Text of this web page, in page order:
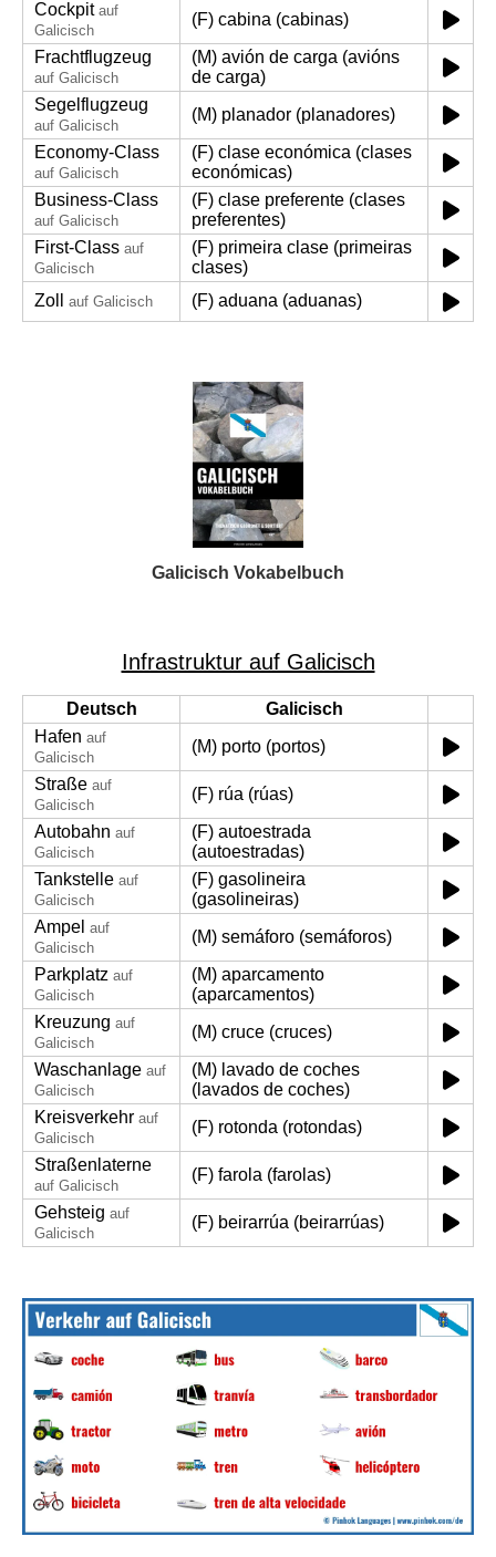
Cockpit auf
Galicisch
(F) cabina (cabinas)
Frachtflugzeug
auf Galicisch
(M) avión de carga (avións
de carga)
Segelflugzeug
auf Galicisch
(M) planador (planadores)
Economy-Class
auf Galicisch
(F) clase económica (clases
económicas)
Business-Class
auf Galicisch
(F) clase preferente (clases
preferentes)
First-Class auf
Galicisch
(F) primeira clase (primeiras
clases)
Zoll
auf Galicisch (F) aduana (aduanas)
Galicisch Vokabelbuch
Infrastruktur auf Galicisch
Deutsch
Galicisch
Hafen auf
Galicisch
(M) porto (portos)
Straße auf
Galicisch
(F) rúa (rúas)
Autobahn auf
Galicisch
(F) autoestrada
(autoestradas)
Tankstelle auf
Galicisch
(F) gasolineira
(gasolineiras)
Ampel auf
Galicisch
(M) semáforo (semáforos)
Parkplatz auf
Galicisch
(M) aparcamento
(aparcamentos)
Kreuzung auf
Galicisch
(M) cruce (cruces)
Waschanlage auf
Galicisch
(M) lavado de coches
(lavados de coches)
Kreisverkehr auf
Galicisch
(F) rotonda (rotondas)
Straßenlaterne
auf Galicisch
(F) farola (farolas)
Gehsteig auf
Galicisch
(F) beirarrúa (beirarrúas)